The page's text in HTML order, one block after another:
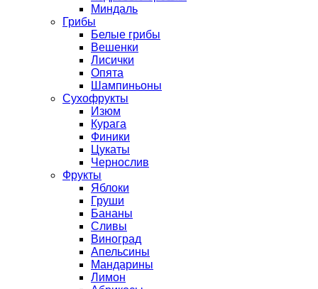
Миндаль
Грибы
Белые грибы
Вешенки
Лисички
Опята
Шампиньоны
Сухофрукты
Изюм
Курага
Финики
Цукаты
Чернослив
Фрукты
Яблоки
Груши
Бананы
Сливы
Виноград
Апельсины
Мандарины
Лимон